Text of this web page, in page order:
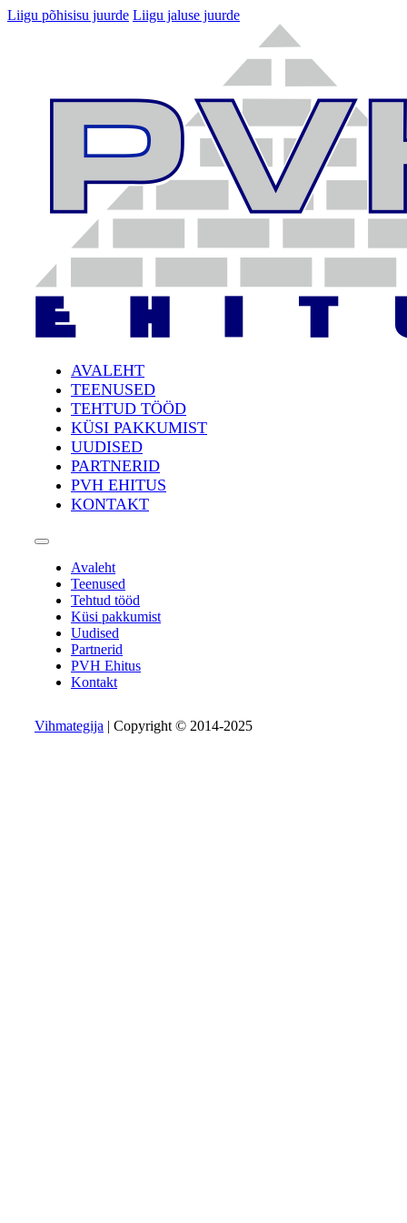
Liigu põhisisu juurde Liigu jaluse juurde
AVALEHT
TEENUSED
TEHTUD TÖÖD
KÜSI PAKKUMIST
UUDISED
PARTNERID
PVH EHITUS
KONTAKT
Avaleht
Teenused
Tehtud tööd
Küsi pakkumist
Uudised
Partnerid
PVH Ehitus
Kontakt
Vihmategija | Copyright © 2014-2025